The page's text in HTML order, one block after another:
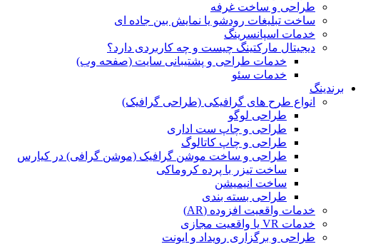
طراحی و ساخت غرفه
ساخت تبلیغات رودشو یا نمایش بین جاده ای
خدمات اسپانسرینگ
دیجیتال مارکتینگ چیست و چه کاربردی دارد؟
خدمات طراحی و پشتیبانی سایت (صفحه وب)
خدمات سئو
برندینگ
انواع طرح های گرافیکی (طراحی گرافیک)
طراحی لوگو
طراحی و چاپ ست اداری
طراحی و چاپ کاتالوگ
طراحی و ساخت موشن گرافیک (موشن گرافی) در کیارس
ساخت تیزر با پرده کروماکی
ساخت انیمیشن
طراحی بسته بندی
خدمات واقعیت افزوده (AR)
خدمات VR یا واقعیت مجازی
طراحی و برگزاری رویداد و ایونت